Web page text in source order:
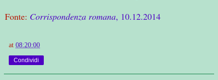
Fonte: Corrispondenza romana, 10.12.2014
at 08:20:00
Condividi